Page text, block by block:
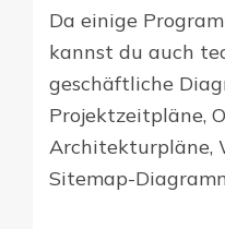
Da einige
kannst du auch
geschäftliche
Projektzeitpläne,
Architekturpläne,
Sitemap-